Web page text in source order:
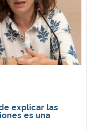
explicar las
es una